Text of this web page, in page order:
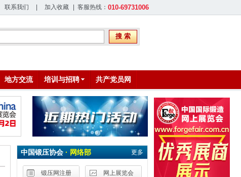
联系我们 加入收藏 | 客服热线： 010-69731006
搜 索
地方交流 培训与招聘 共产党员网
中国锻压协会 · 网络部 更多
锻压网注册 网上展览会